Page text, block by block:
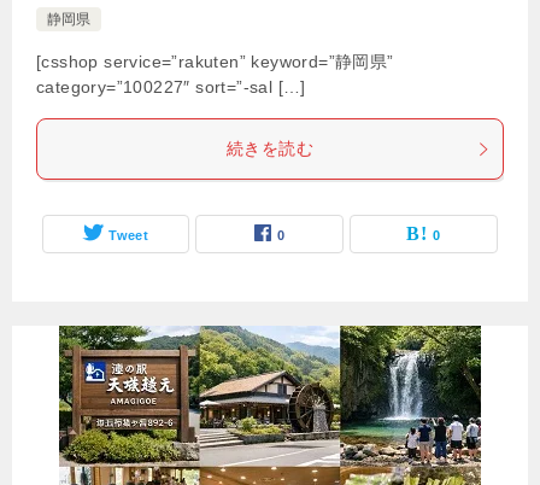
静岡県
[csshop service=”rakuten” keyword=”静岡県”
category=”100227″ sort=”-sal […]
続きを読む
Tweet 0 0